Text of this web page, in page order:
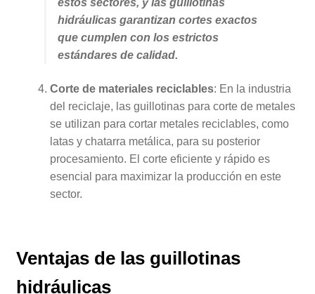
estos sectores, y las guillotinas
hidráulicas garantizan cortes exactos
que cumplen con los estrictos
estándares de calidad.
Corte de materiales reciclables: En la industria
del reciclaje, las guillotinas para corte de metales
se utilizan para cortar metales reciclables, como
latas y chatarra metálica, para su posterior
procesamiento. El corte eficiente y rápido es
esencial para maximizar la producción en este
sector.
Ventajas de las guillotinas
hidráulicas